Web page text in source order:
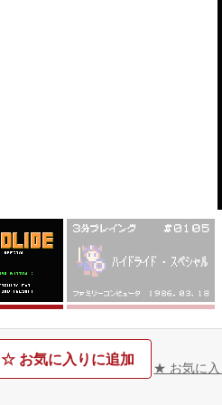
☆ お気に入りに追加
★ お気に入